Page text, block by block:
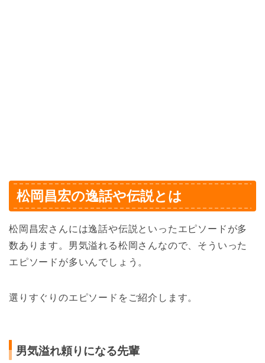
松岡昌宏の逸話や伝説とは
松岡昌宏さんには逸話や伝説といったエピソードが多
数あります。男気溢れる松岡さんなので、そういった
エピソードが多いんでしょう。
選りすぐりのエピソードをご紹介します。
男気溢れ頼りになる先輩